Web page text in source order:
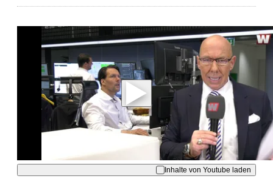
Mit der Wiedergabe dieses Videos werden
Daten an Youtube übertragen.
Hinweise dazu erhalten Sie in der Datenschutzerklärung
Akzeptieren
Inhalte von Youtube laden